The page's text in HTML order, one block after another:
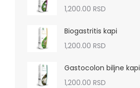
1,200.00 RSD
Biogastritis kapi
1,200.00 RSD
Gastocolon biljne kapi
1,200.00 RSD